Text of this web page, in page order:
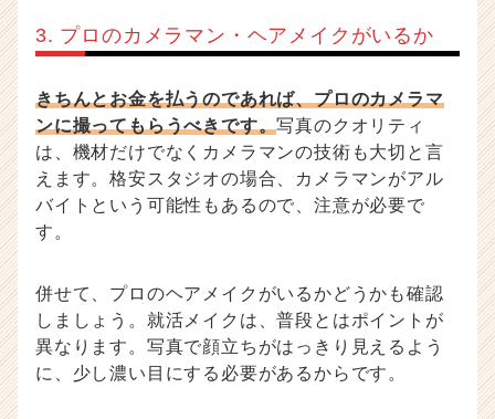
3. プロのカメラマン・ヘアメイクがいるか
きちんとお金を払うのであれば、プロのカメラマ
ンに撮ってもらうべきです。写真のクオリティ
は、機材だけでなくカメラマンの技術も大切と言
えます。格安スタジオの場合、カメラマンがアル
バイトという可能性もあるので、注意が必要で
す。
併せて、プロのヘアメイクがいるかどうかも確認
しましょう。就活メイクは、普段とはポイントが
異なります。写真で顔立ちがはっきり見えるよう
に、少し濃い目にする必要があるからです。